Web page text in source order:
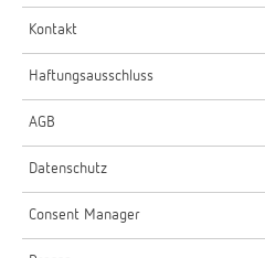
Kontakt
Haftungsausschluss
AGB
Datenschutz
Consent Manager